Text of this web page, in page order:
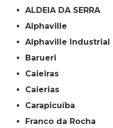
ALDEIA DA SERRA
Alphaville
Alphaville Industrial
Barueri
Caieiras
Caierias
Carapicuíba
Franco da Rocha